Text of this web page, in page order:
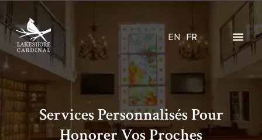
EN FR
Services Personnalisés Pour
Honorer Vos Proches